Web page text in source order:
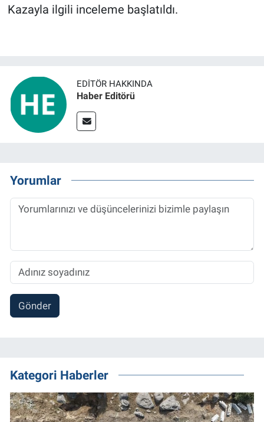
Kazayla ilgili inceleme başlatıldı.
EDITÖR HAKKINDA
Haber Editörü
Yorumlar
Gönder
Kategori Haberler